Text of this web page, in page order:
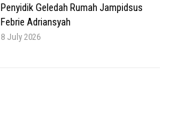
Penyidik Geledah Rumah Jampidsus
Febrie Adriansyah
8 July 2026